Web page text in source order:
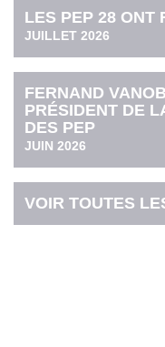
LES PEP 28 ONT
JUILLET 2026
FERNAND
PRÉSIDENT DE
DES PEP
JUIN 2026
VOIR TOUTES